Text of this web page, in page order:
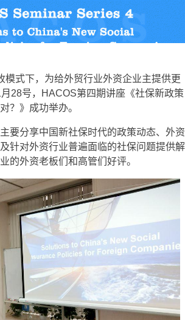
模式下，为给外贸行业外资企业主提供更
28号，HACOS第四期讲座《社保新政策
？》成功举办。
要分享中国新社保时代的政策动态、外资
针对外资行业普遍面临的社保问题提供解
的外资老板们和高管们好评。